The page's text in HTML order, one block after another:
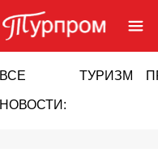
ВСЕ
НОВОСТИ:
ТУРИЗМ